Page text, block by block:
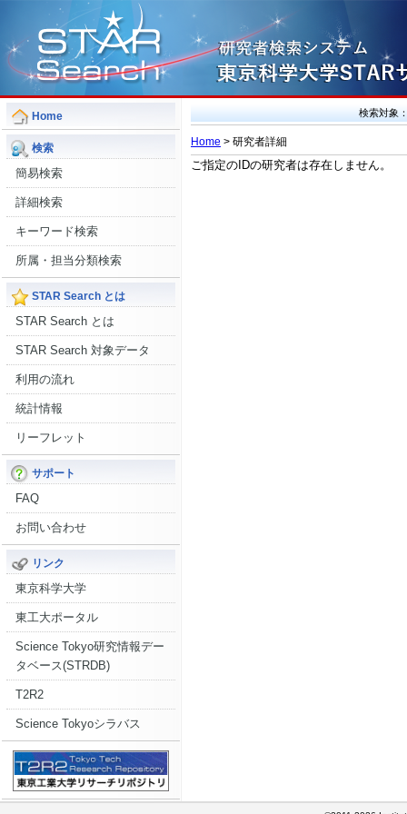
Home
検索
簡易検索
詳細検索
キーワード検索
所属・担当分類検索
STAR Search とは
STAR Search とは
STAR Search 対象データ
利用の流れ
統計情報
リーフレット
サポート
FAQ
お問い合わせ
リンク
東京科学大学
東工大ポータル
Science Tokyo研究情報デー
タベース(STRDB)
T2R2
Science Tokyoシラバス
検索対象
Home > 研究者詳細
ご指定のIDの研究者は存在しません。